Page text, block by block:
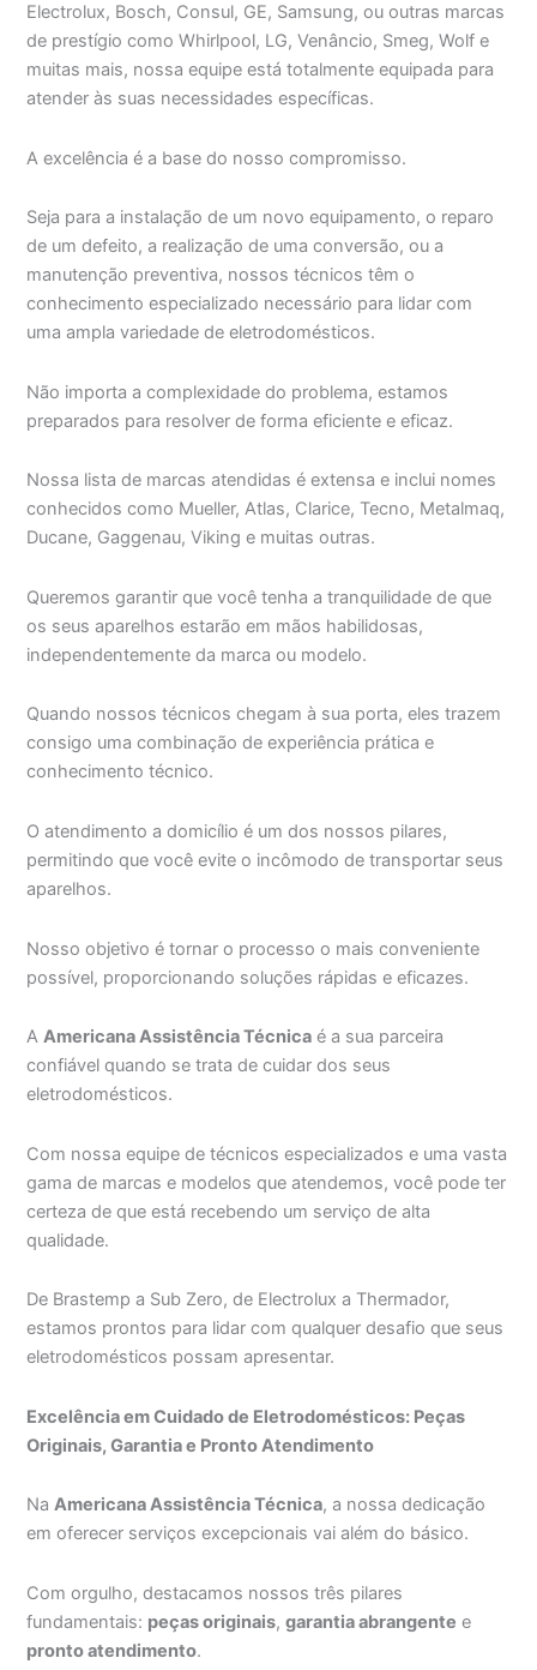
Electrolux, Bosch, Consul, GE, Samsung, ou outras marcas
de prestígio como Whirlpool, LG, Venâncio, Smeg, Wolf e
muitas mais, nossa equipe está totalmente equipada para
atender às suas necessidades específicas.
A excelência é a base do nosso compromisso.
Seja para a instalação de um novo equipamento, o reparo
de um defeito, a realização de uma conversão, ou a
manutenção preventiva, nossos técnicos têm o
conhecimento especializado necessário para lidar com
uma ampla variedade de eletrodomésticos.
Não importa a complexidade do problema, estamos
preparados para resolver de forma eficiente e eficaz.
Nossa lista de marcas atendidas é extensa e inclui nomes
conhecidos como Mueller, Atlas, Clarice, Tecno, Metalmaq,
Ducane, Gaggenau, Viking e muitas outras.
Queremos garantir que você tenha a tranquilidade de que
os seus aparelhos estarão em mãos habilidosas,
independentemente da marca ou modelo.
Quando nossos técnicos chegam à sua porta, eles trazem
consigo uma combinação de experiência prática e
conhecimento técnico.
O atendimento a domicílio é um dos nossos pilares,
permitindo que você evite o incômodo de transportar seus
aparelhos.
Nosso objetivo é tornar o processo o mais conveniente
possível, proporcionando soluções rápidas e eficazes.
AAmericana Assistência Técnica é a sua parceira
confiável quando se trata de cuidar dos seus
eletrodomésticos.
Com nossa equipe de técnicos especializados e uma vasta
gama de marcas e modelos que atendemos, você pode ter
certeza de que está recebendo um serviço de alta
qualidade.
De Brastemp a Sub Zero, de Electrolux a Thermador,
estamos prontos para lidar com qualquer desafio que seus
eletrodomésticos possam apresentar.
Excelência em Cuidado de Eletrodomésticos: Peças
Originais, Garantia e Pronto Atendimento
NaAmericana Assistência Técnica, a nossa dedicação
em oferecer serviços excepcionais vai além do básico.
Com orgulho, destacamos nossos três pilares
fundamentais: peças originais,garantia abrangente e
pronto atendimento.